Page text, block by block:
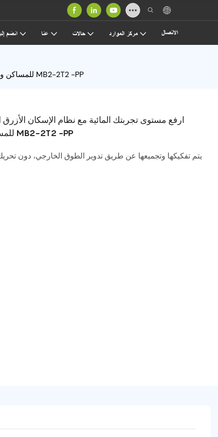
انضم عنا حالات مركز الموارد الاتصال
Aicksn ارفع مستوى تجربتك المائية مع نظام الإسكان الأزرق الكبير المكون من مرحلتين بواسطة ترشيح PP وFOF للمساكن والمؤسسات التجارية MB2-2T2 -PP
ترشيح PP وFOF للمساكن والمؤسسات التجارية MB2-2T2 -PP
يتم تفكيكها وتجميعها عن طريق تدوير الطوق الخارجي، دون